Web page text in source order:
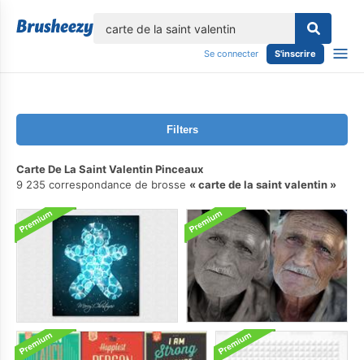
Se connecter S'inscrire
Filters
Carte De La Saint Valentin Pinceaux
9 235 correspondance de brosse
carte de la saint valentin